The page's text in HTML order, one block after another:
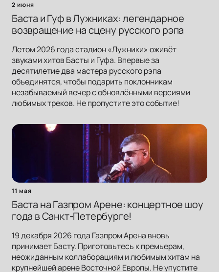
2 июня
Баста и Гуф в Лужниках: легендарное
возвращение на сцену русского рэпа
Летом 2026 года стадион «Лужники» оживёт
звуками хитов Басты и Гуфа. Впервые за
десятилетие два мастера русского рэпа
объединятся, чтобы подарить поклонникам
незабываемый вечер с обновлёнными версиями
любимых треков. Не пропустите это событие!
11 мая
Баста на Газпром Арене: концертное шоу
года в Санкт-Петербурге!
19 декабря 2026 года Газпром Арена вновь
принимает Басту. Приготовьтесь к премьерам,
неожиданным коллаборациям и любимым хитам на
крупнейшей арене Восточной Европы. Не упустите